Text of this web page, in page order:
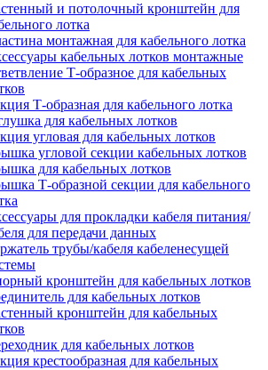
и потолочный кронштейн для
лотка
монтажная для кабельного лотка
кабельных лотков монтажные
Т-образное для кабельных
Т-образная для кабельного лотка
для кабельных лотков
угловая для кабельных лотков
угловой секции кабельных лотков
для кабельных лотков
Т-образной секции для кабельного
для прокладки кабеля питания/
для передачи данных
трубы/кабеля кабеленесущей
кронштейн для кабельных лотков
для кабельных лотков
кронштейн для кабельных
для кабельных лотков
крестообразная для кабельных